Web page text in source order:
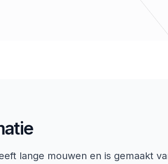
lange mouwen en is gemaakt